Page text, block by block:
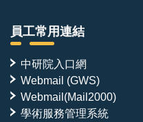
員工常用連結
中研院入口網
Webmail (GWS)
Webmail(Mail2000)
學術服務管理系統